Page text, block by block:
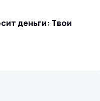
деньги: Твои